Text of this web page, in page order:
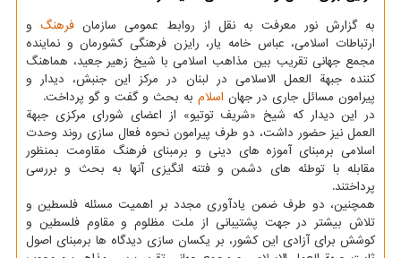
به گزارش نور معرفت به نقل از روابط عمومی سازمان فرهنگ و
ارتباطات اسلامی، عباس خامه یار، رایزن فرهنگی کشورمان و نماینده
مجمع جهانی تقریب بین مذاهب اسلامی با شیخ زهیر جعید، هماهنگ
کننده جبهة العمل الاسلامی در لبنان در مرکز این جنبش، دیدار و
پیرامون مسائل جاری در جهان اسلام به بحث و گفت و گو پرداخت.
در این دیدار که شیخ «شریف توتیو» از اعضای شورای مرکزی جبهة
العمل نیز حضور داشت، دو طرف پیرامون نحوه فعال سازی روند وحدت
اسلامی برمبنای آموزه های دینی و برمبنای فرهنگ مقاومت بمنظور
مقابله با توطئه های دشمن و فتنه انگیزی آنها به بحث و بررسی
پرداختند.
همچنین، دو طرف ضمن یادآوری مجدد بر اهمیت مسئله فلسطین و
تلاش بیشتر در جهت پشتیبانی از ملت مظلوم و مقاوم فلسطین و
کوشش برای آزادی این کشور، بر یکسان سازی دیدگاه ها برمبنای اصول